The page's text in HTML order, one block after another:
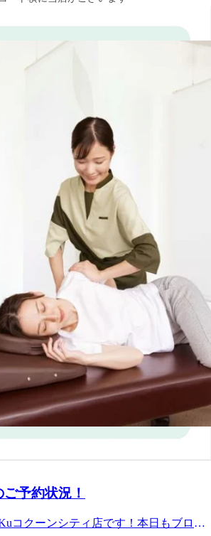
ーンシティ＿大宮＿北浦和＿腰痛
コクーンシティ店です！本日もブログ
ございます(*^^*)2026年も始まり、気
りあっという間にいつもの日常に戻りま
くりできたでしょうか？長い方だと9
たみたいですが、その分お仕事が始まる
まりますよね( ;∀;)特に寒い時期ですの
まい力が抜けないなんてことも...。
をするためにも、1月にお身体を整え
さまのご来店心よりおまちいてしてお
（火）ご予約可能時間★ 14：00～
内可能時間★☆ 17：00～ OK！ご不
間相談などありましたらお電話下さ
大宮区吉敷町4-263-1コクーンシテ
より徒歩5分コクーン2の3階フードコ
！！）
～コクーンカード10%OFF!ギ
です
コクーンシティ店ですいつもご利用い
います♪11/21(金)から始まるコクーン
キャンペーンに合わせて、
フトパック(回数券)も大変お得にご購入
ーー・・ーー・・ーー・・ーー◆ギフ
今が一番お得”です!ーー・・ーー・・ー
フトパック価格 → さらに10%OFFと3
!【10回パック(60分×5回分)】通
ック:34,500円(4,000円お得)→21～25日
7,450円お得!【20回パック(60分×10回
フトパック:68,000円(9,000円お
カード10％OFF始まります！
コクーンシティ店です！9/26（金）～
す！期間中、コクーンシティカード
くと、お引き落とし時に
！Re.Ra.Kuコクーンシティ店です！
コクーンシティカード １０％OFF ５
予約状況！
コクーンシティ店です！本日もブログ